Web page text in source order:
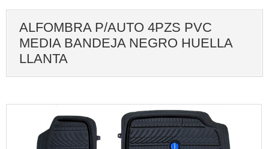
ALFOMBRA P/AUTO 4PZS PVC
MEDIA BANDEJA NEGRO HUELLA
LLANTA